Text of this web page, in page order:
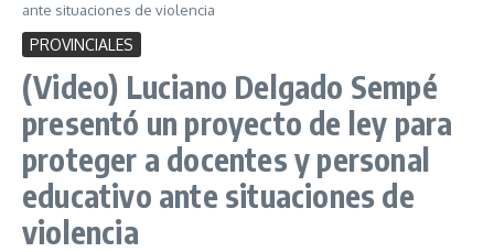
ante situaciones de violencia
PROVINCIALES
(Video) Luciano Delgado Sempé
presentó un proyecto de ley para
proteger a docentes y personal
educativo ante situaciones de
violencia